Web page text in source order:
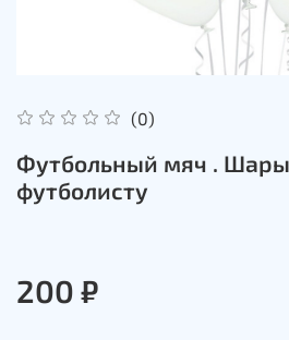
(0)
Футбольный мяч .
футболисту
200 ₽